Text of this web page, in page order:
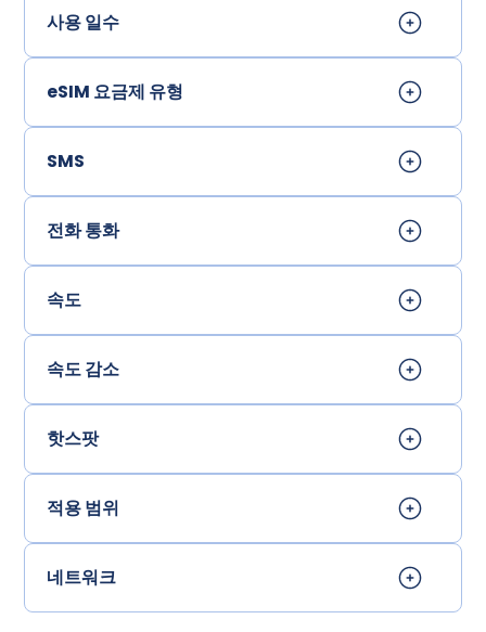
사용 일수
eSIM 요금제 유형
SMS
전화 통화
속도
속도 감소
핫스팟
적용 범위
네트워크